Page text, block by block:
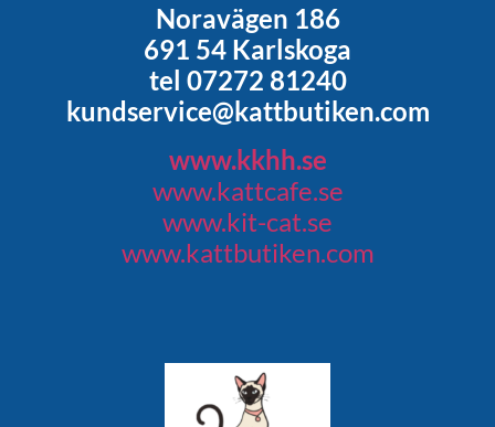
Noravägen 186
691 54 Karlskoga
tel 07272 81240
kundservice@kattbutiken.com
www.kkhh.se
www.kattcafe.se
www.kit-cat.se
www.kattbutiken.com